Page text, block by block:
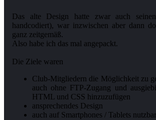
Das alte Design hatte zwar auch
handcodiert), war inzwischen aber dann
ganz zeitgemäß.
Also habe ich das mal angepackt.
Die Ziele waren
Club-Mitgliedern die Möglichkeit zu
auch ohne FTP-Zugang und
HTML und CSS hinzuzufügen
ansprechendes Design
auch auf Smartphones / Tablets nutzbar